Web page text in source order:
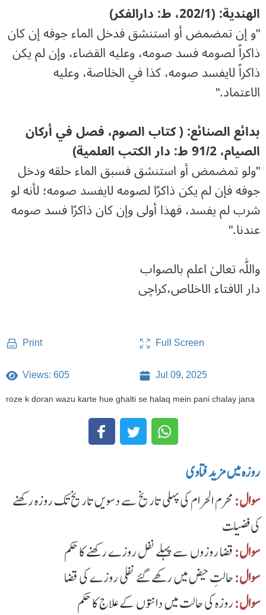
الهندية: (202/1، ط: دارالفکر)
"و إن تمضمض أو استنشق فدخل الماء جوفه إن كان
ذاكراً لصومه فسد صومه، وعليه القضاء، وإن لم يكن
ذاكراً لايفسد صومه، كذا في الخلاصة، وعليه
الاعتماد."
بدائع الصنائع: ( كتاب الصوم، فصل في أركان
الصيام، 91/2 ط: دار الكتب العلمية)
"ولو تمضمض أو استنشق فسبق الماء حلقه ودخل
جوفه فإن لم يكن ذاكرًا لصومه لايفسد صومه؛ لأنه لو
شرب لم يفسد، فهذا أولى وإن كان ذاكرًا فسد صومه
عندنا."
واللّٰہ تعالیٰ اعلم بالصواب
دار الافتاء الاخلاص،کراچی
Print Full Screen
Views: 605 Jul 09, 2025
roze k doran wazu karte hue ghalti se halaq mein pani chalay jana
روزہ میں مزید فتاوی
سوال:محرم الحرام کی پہلی تاریخ سے دسویں تاریخ تک روزہ رکھنے
کی فضیلت
سوال:قضا روزوں سے پہلے نفل روزے رکھنے کا حکم
سوال:حالتِ حیض میں رکھے گئے نفلی روزے کی قضا
سوال:روزہ کی حالت میں دانتوں کے علاج کا حکم